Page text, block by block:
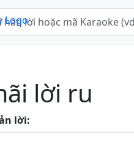
lời ru
lời: